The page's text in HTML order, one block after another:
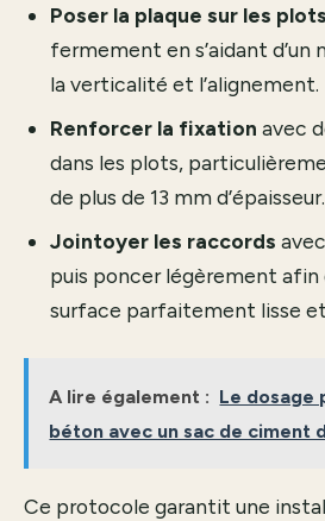
Poser la plaque sur les plots
fermement en s’aidant d’un
la verticalité et l’alignement.
Renforcer la fixation avec
dans les plots,
de plus de 13 mm d’épaisseur.
Jointoyer les raccords
puis poncer légèrement afin
surface parfaitement lisse
A lire également : Le dosage
béton avec un sac de ciment
Ce protocole garantit une